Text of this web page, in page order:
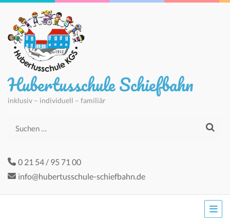
Hubertusschule Schiefbahn
inklusiv – individuell – familiär
Suchen
0 21 54 / 95 71 00
info@hubertusschule-schiefbahn.de